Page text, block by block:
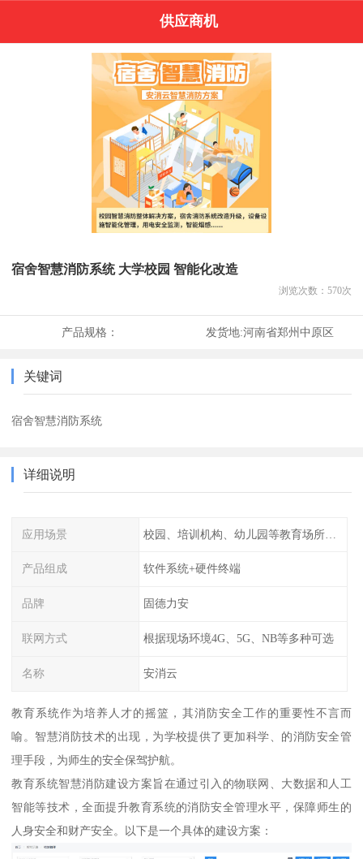
供应商机
宿舍智慧消防系统 大学校园 智能化改造
浏览次数： 570次
产品规格： 发货地:河南省郑州中原区
关键词
宿舍智慧消防系统
详细说明
应用场景 校园、培训机构、幼儿园等教育场所人员密集场所消防安全监控管理系统
产品组成 软件系统+硬件终端
品牌 固德力安
联网方式 根据现场环境4G、5G、NB等多种可选
名称 安消云
教育系统作为培养人才的摇篮，其消防安全工作的重要性不言而
喻。智慧消防技术的出现，为学校提供了更加科学、的消防安全管
理手段，为师生的安全保驾护航。
教育系统智慧消防建设方案旨在通过引入的物联网、大数据和人工
智能等技术，全面提升教育系统的消防安全管理水平，保障师生的
人身安全和财产安全。以下是一个具体的建设方案：